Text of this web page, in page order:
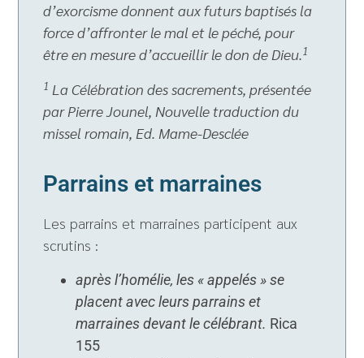
d’exorcisme donnent aux futurs baptisés la
force d’affronter le mal et le péché, pour
être en mesure d’accueillir le don de Dieu.1
1 La Célébration des sacrements, présentée
par Pierre Jounel, Nouvelle traduction du
missel romain, Ed. Mame-Desclée
Parrains et marraines
Les parrains et marraines participent aux
scrutins :
après l’homélie, les « appelés » se
placent avec leurs parrains et
marraines devant le célébrant. Rica
155